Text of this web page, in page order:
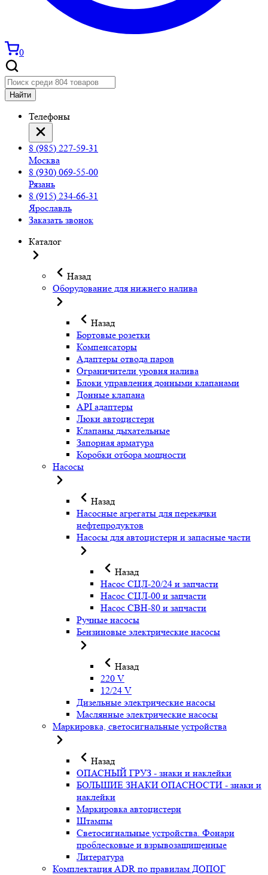
0
Найти
Телефоны
8 (985) 227-59-31
Москва
8 (930) 069-55-00
Рязань
8 (915) 234-66-31
Ярославль
Заказать звонок
Каталог
Назад
Оборудование для нижнего налива
Назад
Бортовые розетки
Компенсаторы
Адаптеры отвода паров
Ограничители уровня налива
Блоки управления донными клапанами
Донные клапана
API адаптеры
Люки автоцистерн
Клапаны дыхательные
Запорная арматура
Коробки отбора мощности
Насосы
Назад
Насосные агрегаты для перекачки
нефтепродуктов
Насосы для автоцистерн и запасные части
Назад
Насос СЦЛ-20/24 и запчасти
Насос СЦЛ-00 и запчасти
Насос СВН-80 и запчасти
Ручные насосы
Бензиновые электрические насосы
Назад
220 V
12/24 V
Дизельные электрические насосы
Маслянные электрические насосы
Маркировка, светосигнальные устройства
Назад
ОПАСНЫЙ ГРУЗ - знаки и наклейки
БОЛЬШИЕ ЗНАКИ ОПАСНОСТИ - знаки и
наклейки
Маркировка автоцистерн
Штампы
Светосигнальные устройства. Фонари
проблесковые и взрывозащищенные
Литература
Комплектация ADR по правилам ДОПОГ